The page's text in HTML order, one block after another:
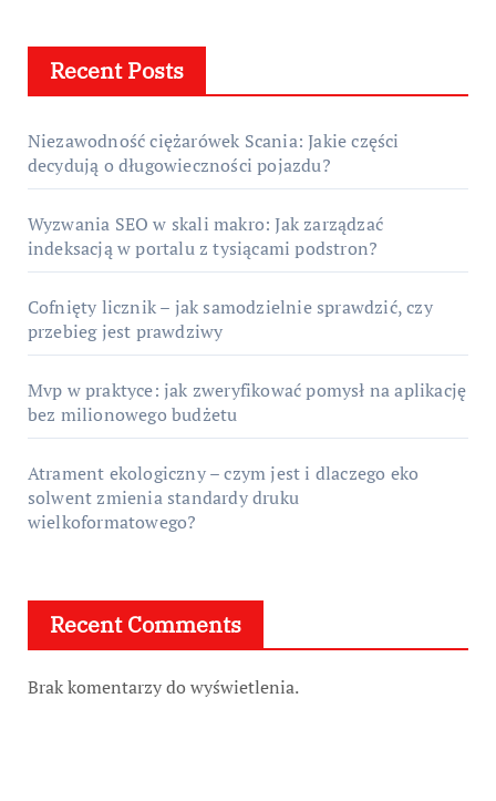
Recent Posts
Niezawodność ciężarówek Scania: Jakie części
decydują o długowieczności pojazdu?
Wyzwania SEO w skali makro: Jak zarządzać
indeksacją w portalu z tysiącami podstron?
Cofnięty licznik – jak samodzielnie sprawdzić, czy
przebieg jest prawdziwy
Mvp w praktyce: jak zweryfikować pomysł na aplikację
bez milionowego budżetu
Atrament ekologiczny – czym jest i dlaczego eko
solwent zmienia standardy druku
wielkoformatowego?
Recent Comments
Brak komentarzy do wyświetlenia.